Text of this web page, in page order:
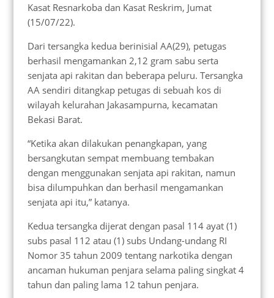
Kasat Resnarkoba dan Kasat Reskrim, Jumat
(15/07/22).
Dari tersangka kedua berinisial AA(29), petugas
berhasil mengamankan 2,12 gram sabu serta
senjata api rakitan dan beberapa peluru. Tersangka
AA sendiri ditangkap petugas di sebuah kos di
wilayah kelurahan Jakasampurna, kecamatan
Bekasi Barat.
“Ketika akan dilakukan penangkapan, yang
bersangkutan sempat membuang tembakan
dengan menggunakan senjata api rakitan, namun
bisa dilumpuhkan dan berhasil mengamankan
senjata api itu,” katanya.
Kedua tersangka dijerat dengan pasal 114 ayat (1)
subs pasal 112 atau (1) subs Undang-undang RI
Nomor 35 tahun 2009 tentang narkotika dengan
ancaman hukuman penjara selama paling singkat 4
tahun dan paling lama 12 tahun penjara.